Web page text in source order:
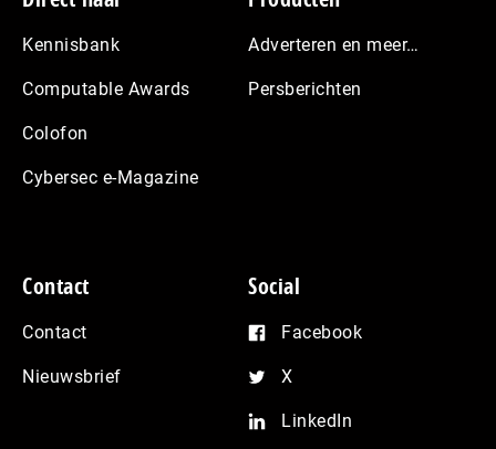
Kennisbank
Computable Awards
Colofon
Cybersec e-Magazine
Adverteren en meer…
Persberichten
Contact
Contact
Nieuwsbrief
Social
Facebook
X
LinkedIn